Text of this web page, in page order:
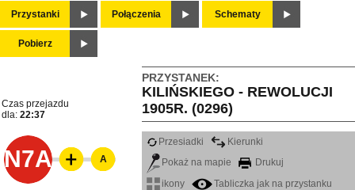
Przystanki Połączenia Schematy
Pobierz
PRZYSTANEK:
KILIŃSKIEGO - REWOLUCJI
1905R. (0296)
Czas przejazdu
dla: 22:37
N7A
Przesiadki
Kierunki
Pokaż na mapie
Drukuj
ikony
Tabliczka jak na przystanku
A